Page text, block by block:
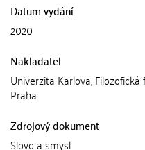
Datum vydání
2020
Nakladatel
Univerzita Karlova, Filozofická
Praha
Zdrojový dokument
Slovo a smysl